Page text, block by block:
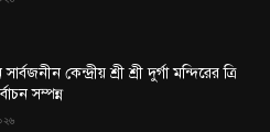
কেন্দ্রীয় শ্রী শ্রী দুর্গা মন্দিরের ত্রি
সম্পন্ন